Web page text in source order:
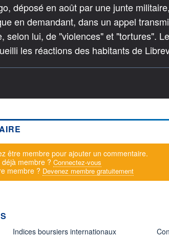
déposé en août par une junte
en demandant, dans un appel
selon lui, de "violences" et "tortures".
les réactions des habitants de
d'alerte
être membre pour ajouter un commentaire.
déjà membre ? Connectez-vous
membre ? Devenez membre gratuitement
Indices boursiers internationaux